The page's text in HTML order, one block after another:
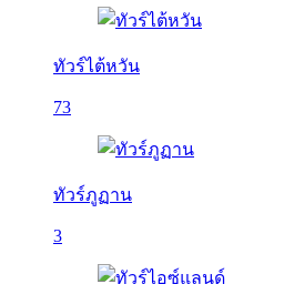
ทัวร์ไต้หวัน
73
ทัวร์ภูฏาน
3